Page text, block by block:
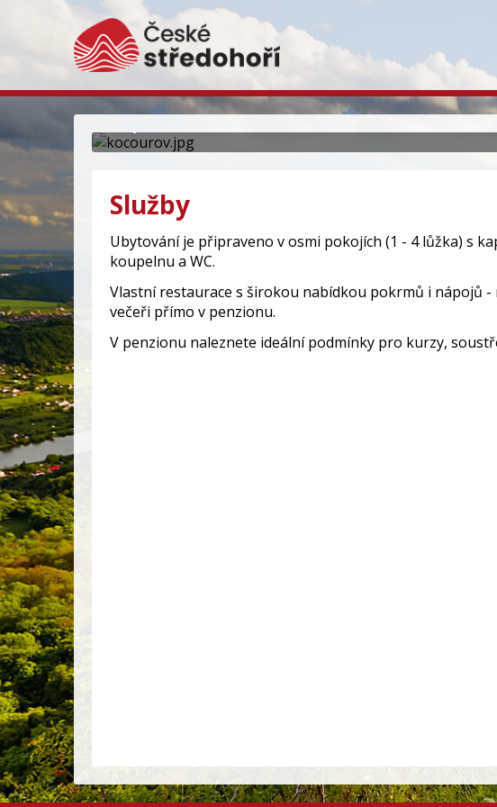
Pension Kocourov -
Služby
Ubytování je připraveno v osmi pokojích (1 - 4 lůžka) s
koupelnu a WC.
Vlastní restaurace s širokou nabídkou pokrmů i nápojů
večeři přímo v penzionu.
V penzionu naleznete ideální podmínky pro kurzy,